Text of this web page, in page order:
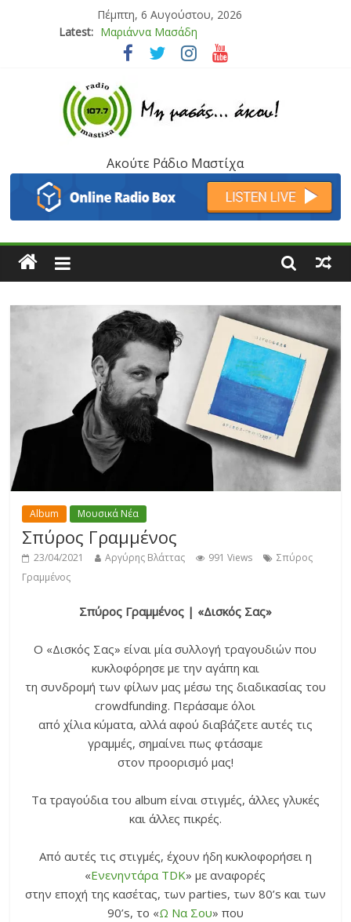
Πέμπτη, 6 Αυγούστου, 2026
Latest: Μαριάννα Μασάδη
Τάνια Μπρεάζου
Μάνος Τρυπιάς & Γιώργος Στρατάκης
Ιορδάνης Αγαπητός
Ακούτε Ράδιο Μαστίχα
Album Μουσικά Νέα
Σπύρος Γραμμένος
23/04/2021 Αργύρης Βλάττας 991 Views
Σπύρος
Γραμμένος
Σπύρος Γραμμένος | «Δισκός Σας»
Ο «Δισκός Σας» είναι μία συλλογή τραγουδιών που
κυκλοφόρησε με την αγάπη και
τη συνδρομή των φίλων μας μέσω της διαδικασίας του
crowdfunding. Περάσαμε όλοι
από χίλια κύματα, αλλά αφού διαβάζετε αυτές τις
γραμμές, σημαίνει πως φτάσαμε
στον προορισμό μας!
Τα τραγούδια του album είναι στιγμές, άλλες γλυκές
και άλλες πικρές.
Από αυτές τις στιγμές, έχουν ήδη κυκλοφορήσει η
«Ενενηντάρα TDK» με αναφορές
στην εποχή της κασέτας, των parties, των 80’s και των
90’s, το «Ω Να Σου» που